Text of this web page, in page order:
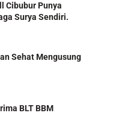
Cibubur Punya
Surya Sendiri.
Sehat Mengusung
BLT BBM